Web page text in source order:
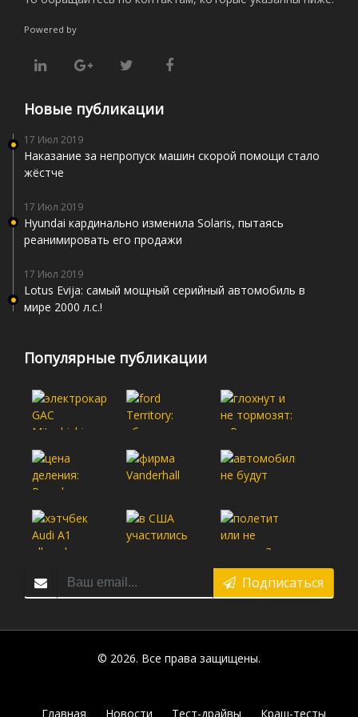
Powered by
Новые публикации
17 Июл 2019
Наказание за непропуск машин скорой помощи стало
жёстче
17 Июл 2019
Hyundai кардинально изменила Solaris, пытаясь
реанимировать его продажи
17 Июл 2019
Lotus Evija: самый мощный серийный автомобиль в
мире 2000 л.с.!
Популярные публикации
Подписаться
© 2026. Все права защищены.
Главная Новости Тест-драйвы Краш-тесты